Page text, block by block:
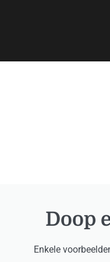
Doop
Enkele